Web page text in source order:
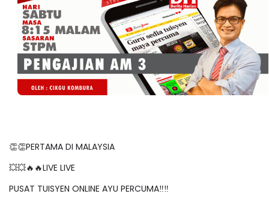
👏👏PERTAMA DI MALAYSIA
💥💥🔥🔥LIVE LIVE
PUSAT TUISYEN ONLINE AYU PERCUMA‼️‼️